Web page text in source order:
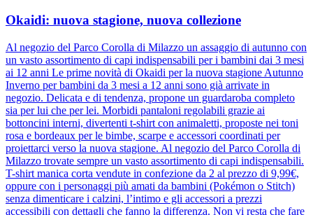
Okaidi: nuova stagione, nuova collezione
Al negozio del Parco Corolla di Milazzo un assaggio di autunno con
un vasto assortimento di capi indispensabili per i bambini dai 3 mesi
ai 12 anni Le prime novità di Okaidi per la nuova stagione Autunno
Inverno per bambini da 3 mesi a 12 anni sono già arrivate in
negozio. Delicata e di tendenza, propone un guardaroba completo
sia per lui che per lei. Morbidi pantaloni regolabili grazie ai
bottoncini interni, divertenti t-shirt con animaletti, proposte nei toni
rosa e bordeaux per le bimbe, scarpe e accessori coordinati per
proiettarci verso la nuova stagione. Al negozio del Parco Corolla di
Milazzo trovate sempre un vasto assortimento di capi indispensabili.
T-shirt manica corta vendute in confezione da 2 al prezzo di 9,99€,
oppure con i personaggi più amati da bambini (Pokémon o Stitch)
senza dimenticare i calzini, l’intimo e gli accessori a prezzi
accessibili con dettagli che fanno la differenza. Non vi resta che fare